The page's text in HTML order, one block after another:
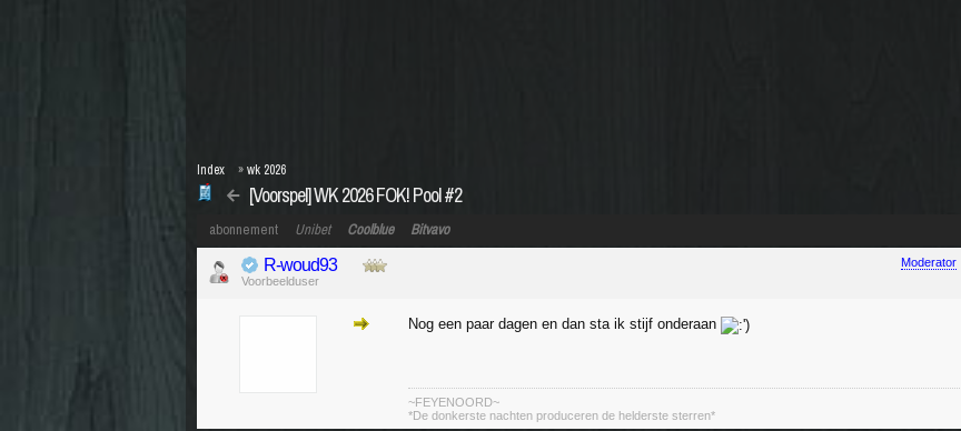
[Voorspel] WK 2026 FOK! Pool #2
Index »wk 2026
abonnement Unibet Coolblue Bitvavo
Moderator
R-woud93
Voorbeelduser
Nog een paar dagen en dan sta ik stijf onderaan
~FEYENOORD~
*De donkerste nachten produceren de helderste sterren*